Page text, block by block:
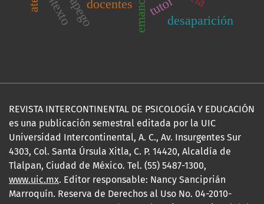
docentes tutor
desaparición
REVISTA INTERCONTINENTAL DE PSICOLOGÍA Y EDUCACIÓN
es una publicación semestral editada por la UIC
Universidad Intercontinental, A. C., Av. Insurgentes Sur
4303, Col. Santa Úrsula Xitla, C. P. 14420, Alcaldía de
Tlalpan, Ciudad de México. Tel. (55) 5487-1300,
www.uic.mx. Editor responsable: Nancy Sanciprián
Marroquín. Reserva de Derechos al Uso No. 04-2010-